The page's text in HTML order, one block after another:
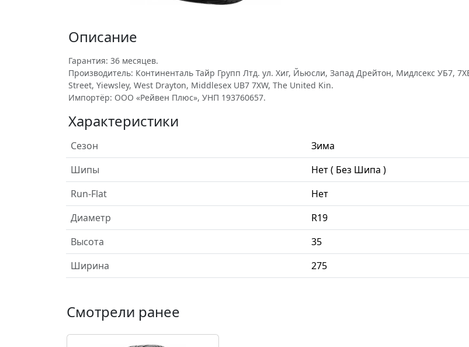
Описание
Гарантия: 36 месяцев.
Производитель: Континенталь Тайр Групп Лтд. ул. Хиг, Йьюсли, Запад Дрейтон, Мидлсекс УБ7,
Street, Yiewsley, West Drayton, Middlesex UB7 7XW, The United Kin.
Импортёр: ООО «Рейвен Плюс», УНП 193760657.
Характеристики
Сезон
Зима
Шипы
Нет ( Без Шипа )
Run-Flat
Нет
Диаметр
R19
Высота
35
Ширина
275
Смотрели ранее